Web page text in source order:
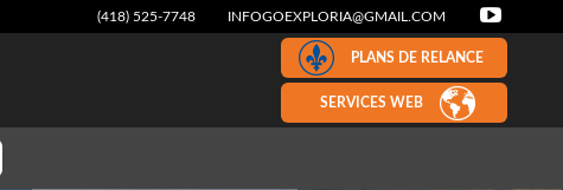
(418) 525-7748 INFOGOEXPLORIA@GMAIL.COM
PLANS DE RELANCE
SERVICES WEB